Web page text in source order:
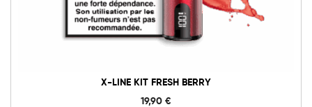
X-LINE KIT FRESH BERRY
19,90 €